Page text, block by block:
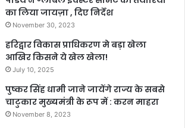
का लिया जायज़ा , दिए निर्देश
November 30, 2023
हरिद्वार विकास प्राधिकरण मे बड़ा खेला
आखिर किसने ये खेल खेला!
July 10, 2025
पुष्कर सिंह धामी जाने जायेंगे राज्य के सबसे
चाटुकार मुख्यमंत्री के रूप में : करन माहरा
November 8, 2023